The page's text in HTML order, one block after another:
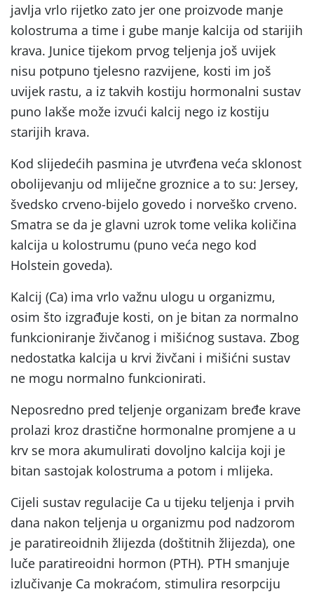
javlja vrlo rijetko zato jer one proizvode manje
kolostruma a time i gube manje kalcija od starijih
krava. Junice tijekom prvog teljenja još uvijek
nisu potpuno tjelesno razvijene, kosti im još
uvijek rastu, a iz takvih kostiju hormonalni sustav
puno lakše može izvući kalcij nego iz kostiju
starijih krava.
Kod slijedećih pasmina je utvrđena veća sklonost
obolijevanju od mliječne groznice a to su: Jersey,
švedsko crveno-bijelo govedo i norveško crveno.
Smatra se da je glavni uzrok tome velika količina
kalcija u kolostrumu (puno veća nego kod
Holstein goveda).
Kalcij (Ca) ima vrlo važnu ulogu u organizmu,
osim što izgrađuje kosti, on je bitan za normalno
funkcioniranje živčanog i mišićnog sustava. Zbog
nedostatka kalcija u krvi živčani i mišićni sustav
ne mogu normalno funkcionirati.
Neposredno pred teljenje organizam bređe krave
prolazi kroz drastične hormonalne promjene a u
krv se mora akumulirati dovoljno kalcija koji je
bitan sastojak kolostruma a potom i mlijeka.
Cijeli sustav regulacije Ca u tijeku teljenja i prvih
dana nakon teljenja u organizmu pod nadzorom
je paratireoidnih žlijezda (doštitnih žlijezda), one
luče paratireoidni hormon (PTH). PTH smanjuje
izlučivanje Ca mokraćom, stimulira resorpciju